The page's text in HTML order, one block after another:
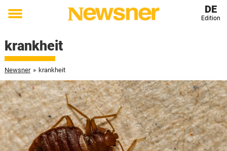
Toggle
DE
Edition
krankheit
Newsner » krankheit